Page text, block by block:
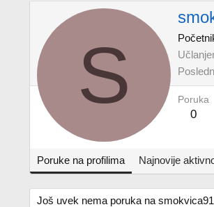
S Poruka
0
Poruke na profilima Najnovije
Još uvek nema poruka na